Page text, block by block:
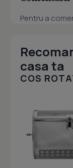
Pentru a
casa ta
COS